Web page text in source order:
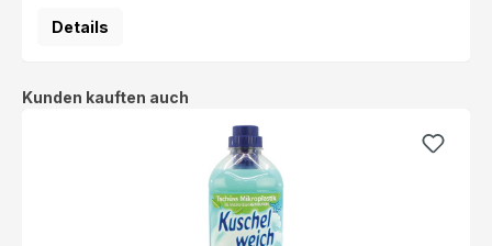
Details
Produktgalerie überspringen
Kunden kauften auch